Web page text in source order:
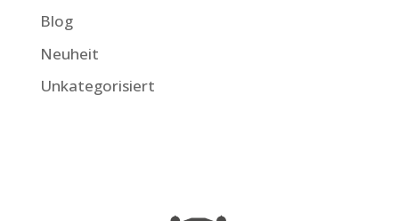
Blog
Neuheit
Unkategorisiert